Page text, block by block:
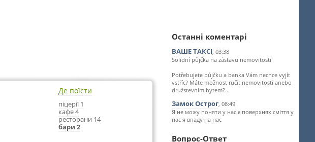
Де поїсти
піцерії 1
кафе 4
ресторани 14
бари 2
Останні коментарі
ВАШЕ ТАКСІ, 03:38
Solidní půjčka na zástavu nemovitosti
Potřebujete půjčku a banka Vám nechce vyjít
vstříc? Máte možnost ručit nemovitosti anebo
družstevním bytem?...
Замок Острог, 08:49
Я не можу поняти у нас є поверхнях сміття у
нас я впаду на нас
Вопрос-Ответ